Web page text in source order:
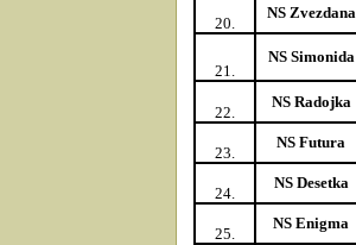
20.
NS Zvezdana
21.
NS Simonida
22.
NS Radojka
23.
NS Futura
24.
NS Desetka
25.
NS Enigma